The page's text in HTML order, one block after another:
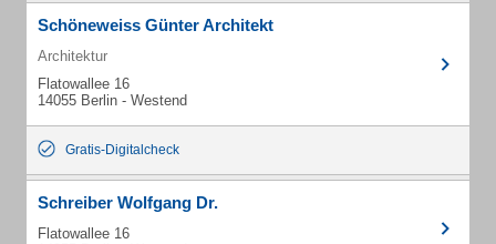
Schöneweiss Günter Architekt
Architektur
Flatowallee 16
14055 Berlin - Westend
Gratis-Digitalcheck
Schreiber Wolfgang Dr.
Flatowallee 16